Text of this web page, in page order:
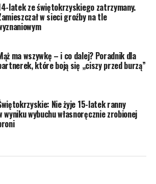
latek ze świętokrzyskiego zatrzymany.
w sieci groźby na tle
ma wszywkę – i co dalej? Poradnik dla
które boją się „ciszy przed burzą”
Nie żyje 15-latek ranny
wyniku wybuchu własnoręcznie zrobionej